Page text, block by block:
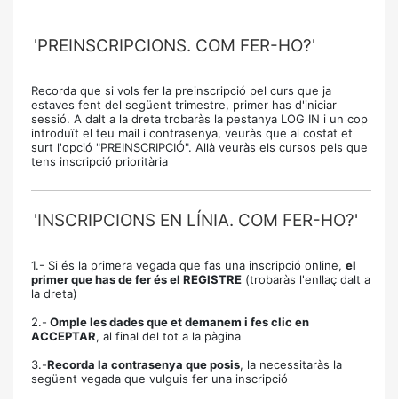
'PREINSCRIPCIONS. COM FER-HO?'
Recorda que si vols fer la preinscripció pel curs que ja
estaves fent del següent trimestre, primer has d'iniciar
sessió. A dalt a la dreta trobaràs la pestanya LOG IN i un cop
introduït el teu mail i contrasenya, veuràs que al costat et
surt l'opció "PREINSCRIPCIÓ". Allà veuràs els cursos pels que
tens inscripció prioritària
'INSCRIPCIONS EN LÍNIA. COM FER-HO?'
1.- Si és la primera vegada que fas una inscripció online, el
primer que has de fer és el REGISTRE (trobaràs l'enllaç dalt a
la dreta)
2.- Omple les dades que et demanem i fes clic en
ACCEPTAR, al final del tot a la pàgina
3.-Recorda la contrasenya que posis, la necessitaràs la
següent vegada que vulguis fer una inscripció